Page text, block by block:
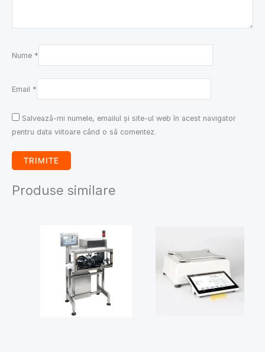
Nume *
Email *
Salvează-mi numele, emailul și site-ul web în acest navigator
pentru data viitoare când o să comentez.
Produse similare